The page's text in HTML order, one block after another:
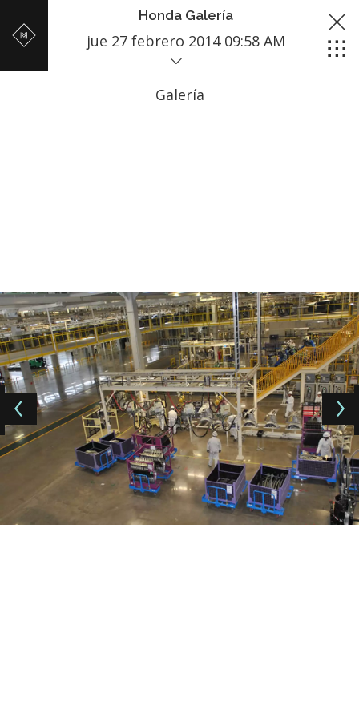
Honda Galería
jue 27 febrero 2014 09:58 AM
Galería